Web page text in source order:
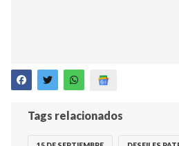
Tags relacionados